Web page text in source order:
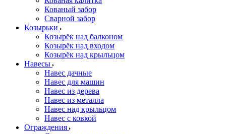
Кованый забор
Сварной забор
Козырьки
Козырёк над балконом
Козырёк над входом
Козырёк над крыльцом
Навесы
Навес дачные
Навес для машин
Навес из дерева
Навес из металла
Навес над крыльцом
Навес с ковкой
Ограждения